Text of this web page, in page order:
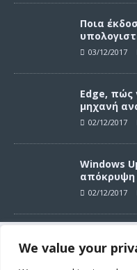
Συνεχίζοντας σε αυτό
We value your
Ποια
03/12/2017
Edge, πώς
μηχανή
02/12/2017
Windows
απόκρυψη
02/12/2017